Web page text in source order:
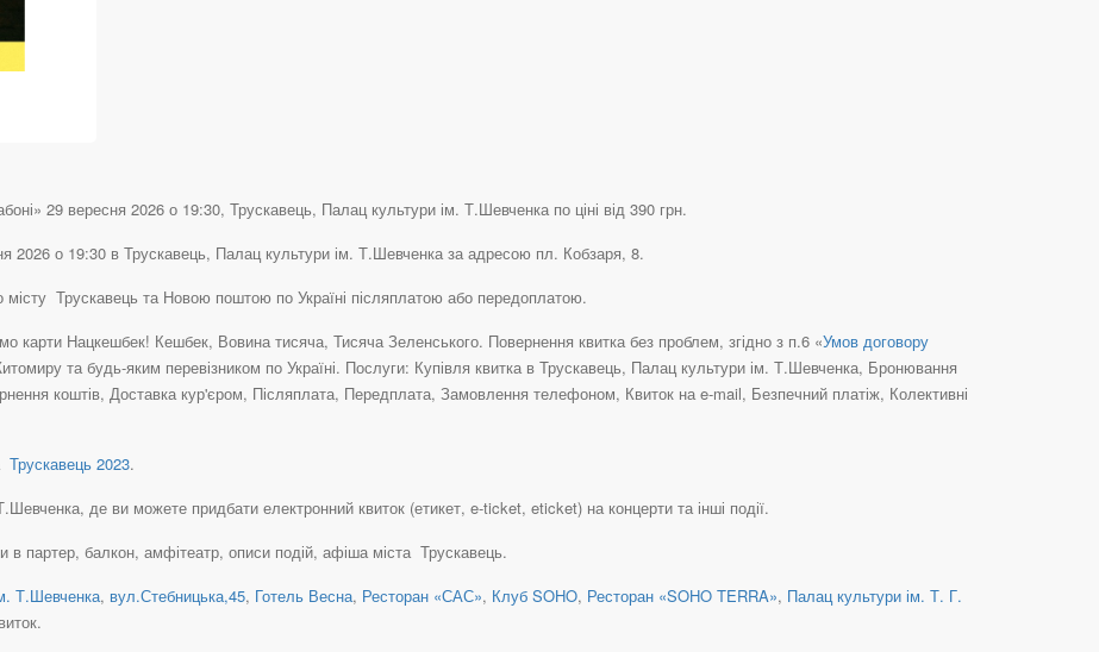
29 вересня 2026 о 19:30, Трускавець, Палац культури ім. Т.Шевченка по ціні від 390 грн.
2026 о 19:30 в Трускавець, Палац культури ім. Т.Шевченка за адресою пл. Кобзаря, 8.
місту Трускавець та Новою поштою по Україні післяплатою або передоплатою.
карти Нацкешбек! Кешбек, Вовина тисяча, Тисяча Зеленського. Повернення квитка без проблем, згідно з п.6 «Умов договору
та будь-яким перевізником по Україні. Послуги: Купівля квитка в Трускавець, Палац культури ім. Т.Шевченка, Бронювання
коштів, Доставка кур'єром, Післяплата, Передплата, Замовлення телефоном, Квиток на e-mail, Безпечний платіж, Колективні
Трускавець 2023.
де ви можете придбати електронний квиток (етикет, e-ticket, eticket) на концерти та інші події.
в партер, балкон, амфітеатр, описи подій, афіша міста Трускавець.
Т.Шевченка, вул.Стебницька,45, Готель Весна, Ресторан «САС», Клуб SOHO, Ресторан «SOHO TERRA», Палац культури ім. Т. Г.